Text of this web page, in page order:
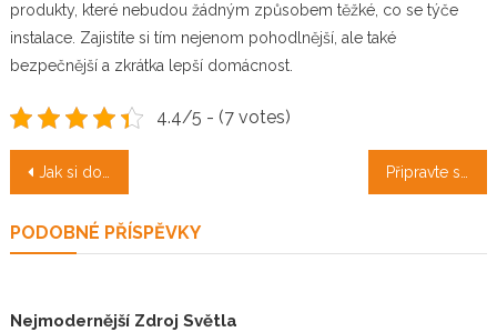
produkty, které nebudou žádným způsobem těžké, co se týče
instalace. Zajistíte si tím nejenom pohodlnější, ale také
bezpečnější a zkrátka lepší domácnost.
4.4/5 - (7 votes)
Navigace
příspěvek
Jak si dopomoci k ideální postavě?
PODOBNÉ PŘÍSPĚVKY
Nejmodernější Zdroj Světla